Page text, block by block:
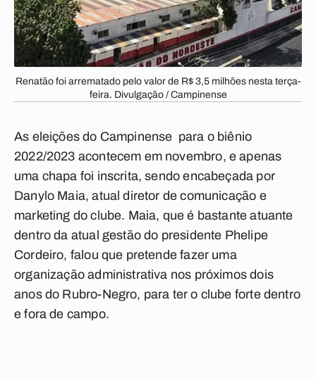
Renatão foi arrematado pelo valor de R$ 3,5 milhões nesta terça-
feira. Divulgação / Campinense
As eleições do Campinense para o biênio
2022/2023 acontecem em novembro, e apenas
uma chapa foi inscrita, sendo encabeçada por
Danylo Maia, atual diretor de comunicação e
marketing do clube. Maia, que é bastante atuante
dentro da atual gestão do presidente Phelipe
Cordeiro, falou que pretende fazer uma
organização administrativa nos próximos dois
anos do Rubro-Negro, para ter o clube forte dentro
e fora de campo.